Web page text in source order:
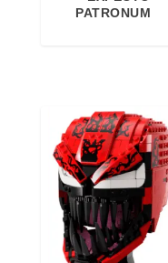
PATRONUM